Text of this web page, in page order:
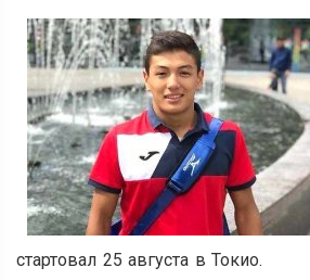
стартовал 25 августа в Токио.